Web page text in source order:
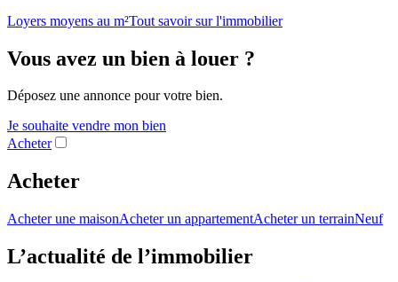
Loyers moyens au m²Tout savoir sur l'immobilier
Vous avez un bien à louer ?
Déposez une annonce pour votre bien.
Je souhaite vendre mon bien
Acheter
Acheter
Acheter une maisonAcheter un appartementAcheter un terrainNeuf
L’actualité de l’immobilier